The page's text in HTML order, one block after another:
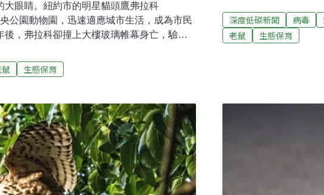
大眼睛。紐約市的明星貓頭鷹弗拉科
公園動物園，迅速適應城市生活，成為市民
，弗拉科卻撞上大樓玻璃帷幕身亡，驗屍
拉科法案》（Flaco’s Law），其中包括應
使用會連帶毒死猛禽的滅鼠藥。首任滅鼠
隻老鼠，而每年市府收到的鼠患投訴高達約
寓垃圾場都常見到超大老鼠的身影。2022年
Adams）一上任就把滅鼠當作施政重點。
頭減少老鼠的食物。 過去，紐約居
垃圾丟在路邊，而清潔隊要到早上
生態保育
老鼠投訴都明顯增加。
多倫多、紐約市，歐洲
科學期刊《Science
深度低碳新聞 病毒
老鼠
生態保育